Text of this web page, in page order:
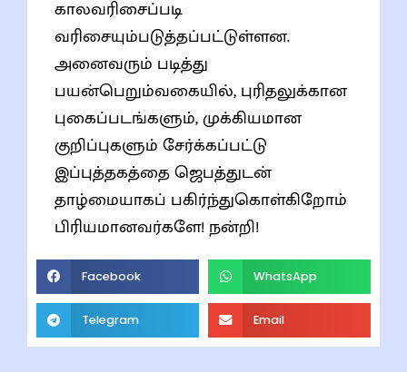
காலவரிசைப்படி
வரிசையும்படுத்தப்பட்டுள்ளன.
அனைவரும் படித்து
பயன்பெறும்வகையில், புரிதலுக்கான
புகைப்படங்களும், முக்கியமான
குறிப்புகளும் சேர்க்கப்பட்டு
இப்புத்தகத்தை ஜெபத்துடன்
தாழ்மையாகப் பகிர்ந்துகொள்கிறோம்
பிரியமானவர்களே! நன்றி!
Facebook WhatsApp
Telegram Email